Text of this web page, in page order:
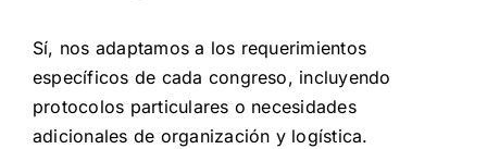
Sí, nos adaptamos a los requerimientos
específicos de cada congreso, incluyendo
protocolos particulares o necesidades
adicionales de organización y logística.